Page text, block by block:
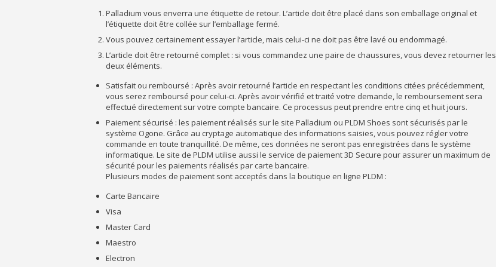
Palladium vous enverra une étiquette de retour. L’article doit être placé dans son emballage original et
l’étiquette doit être collée sur l’emballage fermé.
Vous pouvez certainement essayer l’article, mais celui-ci ne doit pas être lavé ou endommagé.
L’article doit être retourné complet : si vous commandez une paire de chaussures, vous devez retourner les
deux éléments.
Satisfait ou remboursé : Après avoir retourné l’article en respectant les conditions citées précédemment,
vous serez remboursé pour celui-ci. Après avoir vérifié et traité votre demande, le remboursement sera
effectué directement sur votre compte bancaire. Ce processus peut prendre entre cinq et huit jours.
Paiement sécurisé : les paiement réalisés sur le site Palladium ou PLDM Shoes sont sécurisés par le
système Ogone. Grâce au cryptage automatique des informations saisies, vous pouvez régler votre
commande en toute tranquillité. De même, ces données ne seront pas enregistrées dans le système
informatique. Le site de PLDM utilise aussi le service de paiement 3D Secure pour assurer un maximum de
sécurité pour les paiements réalisés par carte bancaire.
Plusieurs modes de paiement sont acceptés dans la boutique en ligne PLDM :
Carte Bancaire
Visa
Master Card
Maestro
Electron